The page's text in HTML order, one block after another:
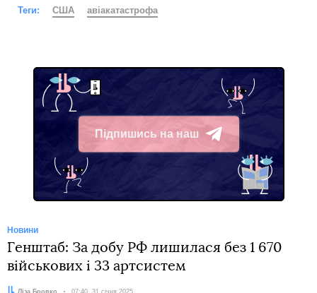
Теги: США авіакатастрофа
Підпишись на наш
Telegram
Новини
Генштаб: За добу РФ лишилася без 1 670
військових і 33 артсистем
Автор:
Ліза Бровко Дата:
07:40, 31 січня 2025